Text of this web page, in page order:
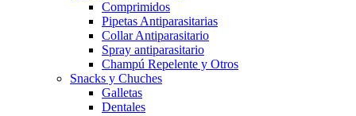
Comprimidos
Pipetas Antiparasitarias
Collar Antiparasitario
Spray antiparasitario
Champú Repelente y Otros
Snacks y Chuches
Galletas
Dentales